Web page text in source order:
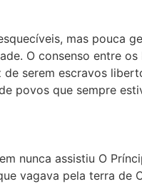
mas pouca
O consenso entre
serem escravos
povos que sempre
nunca assistiu O
vagava pela terra de